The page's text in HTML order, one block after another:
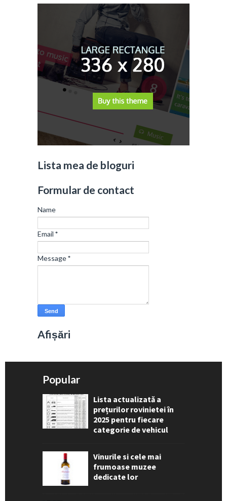
Lista mea de bloguri
Formular de contact
Name
Email *
Message*
Afișări
Popular
Lista actualizată a
prețurilor rovinietei în
2025 pentru fiecare
categorie de vehicul
Vinurile si cele mai
frumoase muzee
dedicate lor